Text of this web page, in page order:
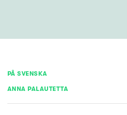
PÅ SVENSKA
ANNA PALAUTETTA